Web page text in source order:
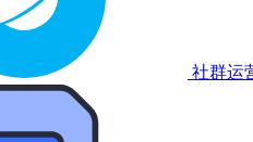
社群运